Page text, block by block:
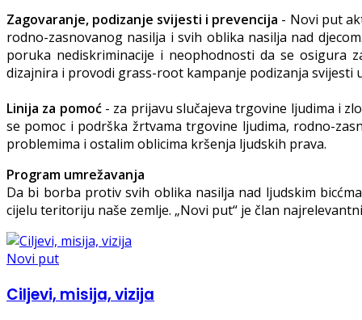
Zagovaranje, podizanje svijesti i prevencija - Novi put
rodno-zasnovanog nasilja i svih oblika nasilja nad
poruka nediskriminacije i neophodnosti da se osigura
dizajnira i provodi grass-root kampanje podizanja svijesti
Linija za pomoć- za prijavu slučajeva trgovine ljudima i
se pomoc i podrška žrtvama trgovine ljudima, rodno-
problemima i ostalim oblicima kršenja ljudskih prava.
Program umrežavanja
Da bi borba protiv svih oblika nasilja nad ljudskim
cijelu teritoriju naše zemlje. „Novi put“ je član
Novi put
Ciljevi, misija, vizija